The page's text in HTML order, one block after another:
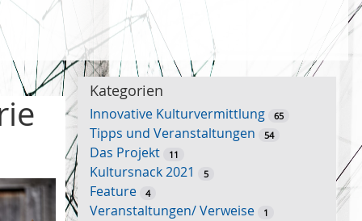
Kategorien
Innovative Kulturvermittlung 65
Tipps und Veranstaltungen 54
Das Projekt 11
Kultursnack 2021 5
Feature 4
Veranstaltungen/ Verweise 1